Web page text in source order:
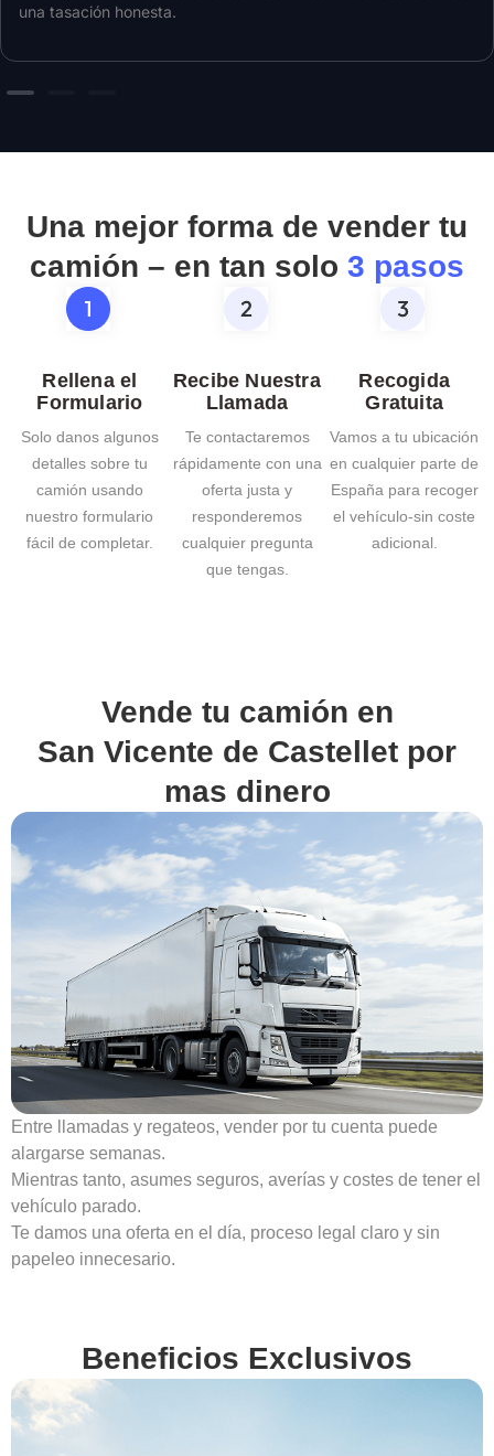
una tasación honesta.
Una mejor forma de vender tu
camión – en tan solo 3 pasos
Rellena el
Formulario
Solo danos algunos
detalles sobre tu
camión usando
nuestro formulario
fácil de completar.
Recibe Nuestra
Llamada
Te contactaremos
rápidamente con una
oferta justa y
responderemos
cualquier pregunta
que tengas.
Recogida
Gratuita
Vamos a tu ubicación
en cualquier parte de
España para recoger
el vehículo-sin coste
adicional.
Vende tu camión en
San Vicente de Castellet por
mas dinero
Entre llamadas y regateos, vender por tu cuenta puede
alargarse semanas.
Mientras tanto, asumes seguros, averías y costes de tener el
vehículo parado.
Te damos una oferta en el día, proceso legal claro y sin
papeleo innecesario.
Beneficios Exclusivos
En
VenderMiCamion.com